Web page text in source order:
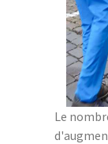
Le